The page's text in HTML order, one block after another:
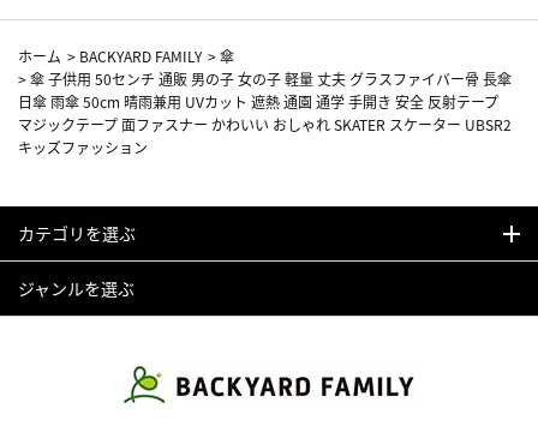
ホーム > BACKYARD FAMILY >傘
>傘 子供用 50センチ 通販 男の子 女の子 軽量 丈夫 グラスファイバー骨 長傘
日傘 雨傘 50cm 晴雨兼用 UVカット 遮熱 通園 通学 手開き 安全 反射テープ
マジックテープ 面ファスナー かわいい おしゃれ SKATER スケーター UBSR2
キッズファッション
カテゴリを選ぶ
ジャンルを選ぶ